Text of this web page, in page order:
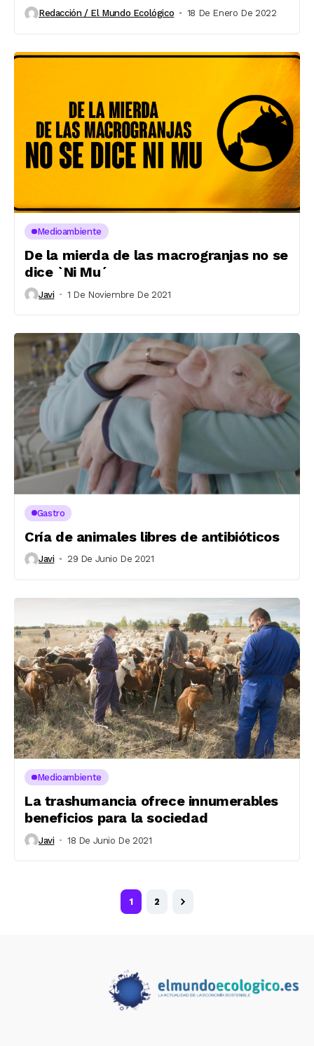
Redacción / El Mundo Ecológico 18 De Enero De 2022
Medioambiente
De la mierda de las macrogranjas no se
dice `Ni Mu´
Javi 1 De Noviembre De 2021
Gastro
Cría de animales libres de antibióticos
Javi 29 De Junio De 2021
Medioambiente
La trashumancia ofrece innumerables
beneficios para la sociedad
Javi 18 De Junio De 2021
1 2